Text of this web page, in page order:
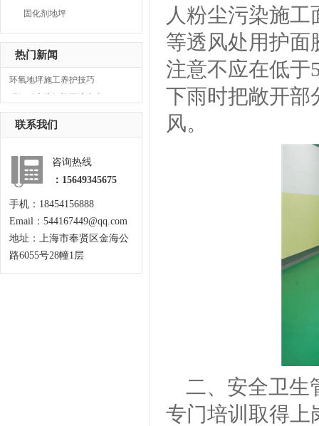
固化剂地坪
热门新闻
环氧地坪施工养护技巧
环氧耐磨地坪施工注意事项
环氧地坪的验收标准
环氧地坪施工养护技巧
环氧耐磨地坪施工注意事项
环氧地坪的验收标准
环氧地坪施工养护技巧
环氧耐磨地坪施工注意事项
环氧地坪的验收标准
联系我们
咨询热线
：15649345675
手机：18454156888
Email：544167449@qq.com
地址：上海市奉贤区金海公
路6055号28幢1层
人粉尘污染施
等透风处用护面
注意不应在低
下雨时把敞开部
风。
二、安全卫生
专门培训取得上